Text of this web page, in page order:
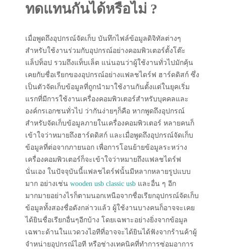
ทดแทนกันได้หรือไม่ ?
เมื่อพูดถึงอุปกรณ์จัดเก็บ บันทึกไฟล์ข้อมูลดิจิทัลต่างๆ
สำหรับใช้งานร่วมกับอุปกรณ์อย่างคอมพิวเตอร์ตั้งโต๊ะ
แล็ปท็อป รวมถึงแท็บเล็ต แน่นอนว่าผู้ใช้งานทั่วไปมักคุ้น
เคยกับชื่อเรียกของอุปกรณ์อย่างแฟลชไดร์ฟ ฮาร์ดดิสก์ ซึ่ง
เป็นตัวจัดเก็บข้อมูลที่ถูกนำมาใช้งานกันตั้งแต่ในยุคเริ่ม
แรกที่มีการใช้งานเครื่องคอมพิวเตอร์สำหรับบุคคลและ
องค์กรเอกชนทั่วไป ว่ากันง่ายๆก็คือ หากพูดถึงอุปกรณ์
สำหรับจัดเก็บข้อมูลภายในเครื่องคอมพิวเตอร์ หลายคนก็
เข้าใจว่าหมายถึงฮาร์ดดิสก์ และเมื่อพูดถึงอุปกรณ์จัดเก็บ
ข้อมูลที่ต่อจากภายนอก เพื่อการโอนย้ายข้อมูลระหว่าง
เครื่องคอมพิวเตอร์ก็จะเข้าใจว่าหมายถึงแฟลชไดร์ฟ
นั่นเอง ในปัจจุบันนี้แฟลชไดร์ฟนั้นมีหลากหลายรูปแบบ
มาก อย่างเช่น wooden usb classic usb และอื่น ๆ อีก
มากมายอย่างไรก็ตามนอกเหนือจากชื่อเรียกอุปกรณ์จัดเก็บ
ข้อมูลทั้งสองชื่อดังกล่าวแล้ว ผู้ใช้งานบางคนก็อาจจะเคย
ได้ยินชื่อเรียกอื่นๆอีกบ้าง โดยเฉพาะอย่างยิ่งจากข้อมูล
เฉพาะด้านในแวดวงไอทีที่อาจจะได้ยินได้ฟังจากร้านค้าผู้
จำหน่ายอุปกรณ์ไอที หรือช่างเทคนิคที่ทำการซ่อมอาการ